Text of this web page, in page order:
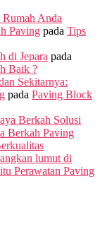
Anda
Paving pada Tips
di Jepara pada
Baik ?
Sekitarnya:
pada Paving Block
Berkah Solusi
Berkah Paving
lumut di
Perawatan Paving